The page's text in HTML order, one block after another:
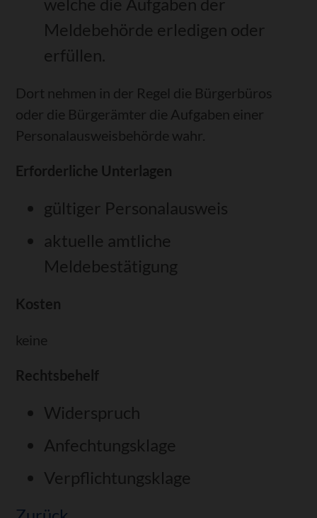
Meldebehörde erledigen oder
erfüllen.
Dort nehmen in der Regel die Bürgerbüros
oder die Bürgerämter die Aufgaben einer
Personalausweisbehörde wahr.
Erforderliche Unterlagen
gültiger Personalausweis
aktuelle amtliche
Meldebestätigung
Kosten
keine
Rechtsbehelf
Widerspruch
Anfechtungsklage
Verpflichtungsklage